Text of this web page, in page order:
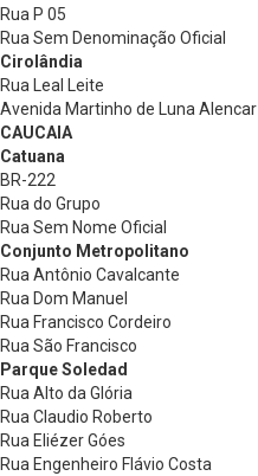
Rua P 05
Rua Sem Denominação Oficial
Cirolândia
Rua Leal Leite
Avenida Martinho de Luna Alencar
CAUCAIA
Catuana
BR-222
Rua do Grupo
Rua Sem Nome Oficial
Conjunto Metropolitano
Rua Antônio Cavalcante
Rua Dom Manuel
Rua Francisco Cordeiro
Rua São Francisco
Parque Soledad
Rua Alto da Glória
Rua Claudio Roberto
Rua Eliézer Góes
Rua Engenheiro Flávio Costa